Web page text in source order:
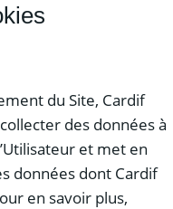
du Site, Cardif
des données à
et met en
données dont Cardif
en savoir plus,